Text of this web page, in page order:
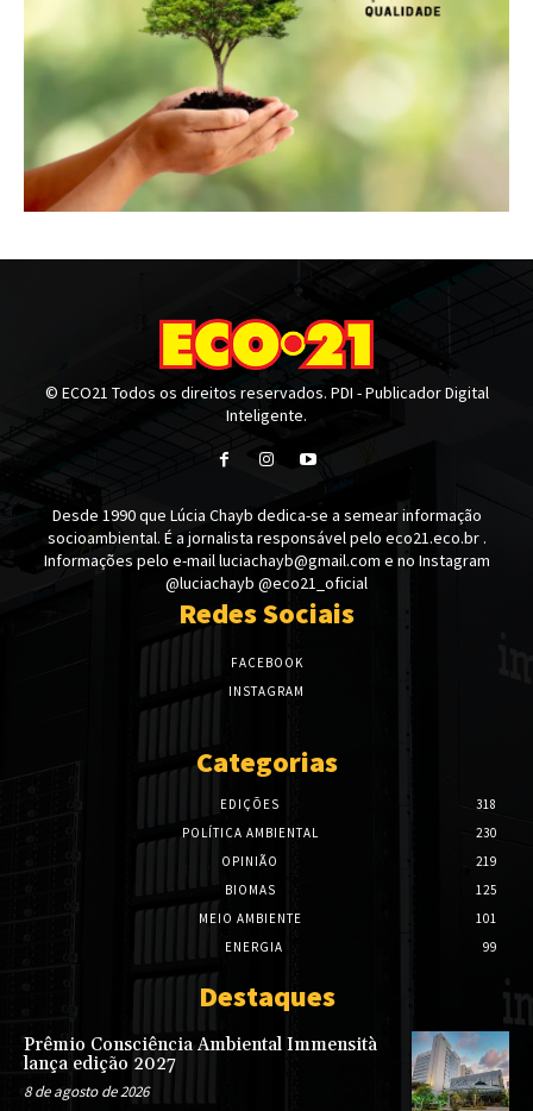
© ECO21 Todos os direitos reservados. PDI - Publicador Digital
Inteligente.
Desde 1990 que Lúcia Chayb dedica-se a semear informação
socioambiental. É a jornalista responsável pelo eco21.eco.br .
Informações pelo e-mail luciachayb@gmail.com e no Instagram
@luciachayb @eco21_oficial
Redes Sociais
FACEBOOK
INSTAGRAM
Categorias
EDIÇÕES
318
POLÍTICA AMBIENTAL
230
OPINIÃO
219
BIOMAS
125
MEIO AMBIENTE
101
ENERGIA
99
Destaques
Prêmio Consciência Ambiental Immensità
lança edição 2027
8 de agosto de 2026